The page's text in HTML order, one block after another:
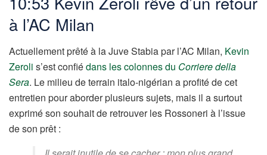
à l’AC Milan
Actuellement prêté à la Juve Stabia par l’AC Milan, Kevin
Zeroli s’est confiédans les colonnes du Corriere della
Sera. Le milieu de terrain italo-nigérian a profité de cet
entretien pour aborder plusieurs sujets, mais il a surtout
exprimé son souhait de retrouver les Rossoneri à l’issue
de son prêt :